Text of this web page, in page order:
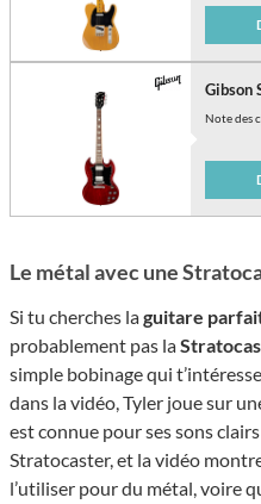
Gibson
Note des
Le métal avec une
Si tu cherches laguitare
probablement pas la
simple bobinage qui
dans la vidéo, Tyler joue sur
est connue pour ses sons
Stratocaster, et la vidéo
l’utiliser pour du métal, voire